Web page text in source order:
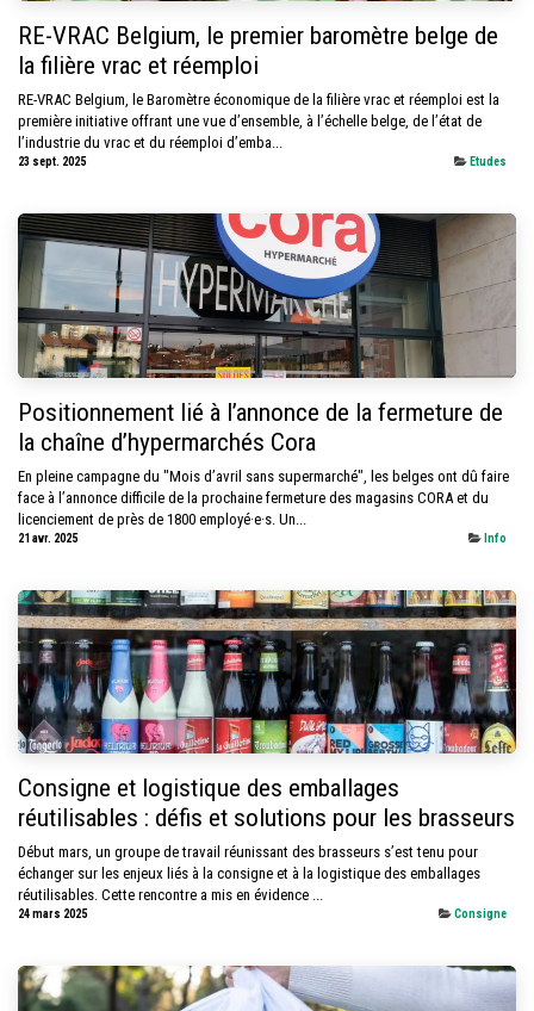
RE-VRAC Belgium, le premier baromètre belge de
la filière vrac et réemploi
RE-VRAC Belgium, le Baromètre économique de la filière vrac et réemploi est la
première initiative offrant une vue d’ensemble, à l’échelle belge, de l’état de
l’industrie du vrac et du réemploi d’emba...
23 sept. 2025 Etudes
Positionnement lié à l’annonce de la fermeture de
la chaîne d’hypermarchés Cora
En pleine campagne du "Mois d’avril sans supermarché", les belges ont dû faire
face à l’annonce difficile de la prochaine fermeture des magasins CORA et du
licenciement de près de 1800 employé·e·s. Un...
21 avr. 2025 Info
Consigne et logistique des emballages
réutilisables : défis et solutions pour les brasseurs
Début mars, un groupe de travail réunissant des brasseurs s’est tenu pour
échanger sur les enjeux liés à la consigne et à la logistique des emballages
réutilisables. Cette rencontre a mis en évidence ...
24 mars 2025 Consigne